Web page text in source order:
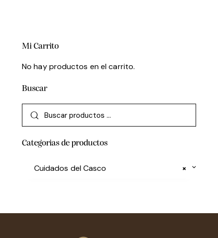
Mi Carrito
No hay productos en el carrito.
Buscar
Categorias de productos
×
Cuidados del Casco